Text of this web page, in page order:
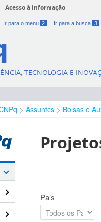
Acesso à informação
Ir para o menu 2 Ir para a busca 3
TECNOLOGIA E
Assuntos Bolsas e
País